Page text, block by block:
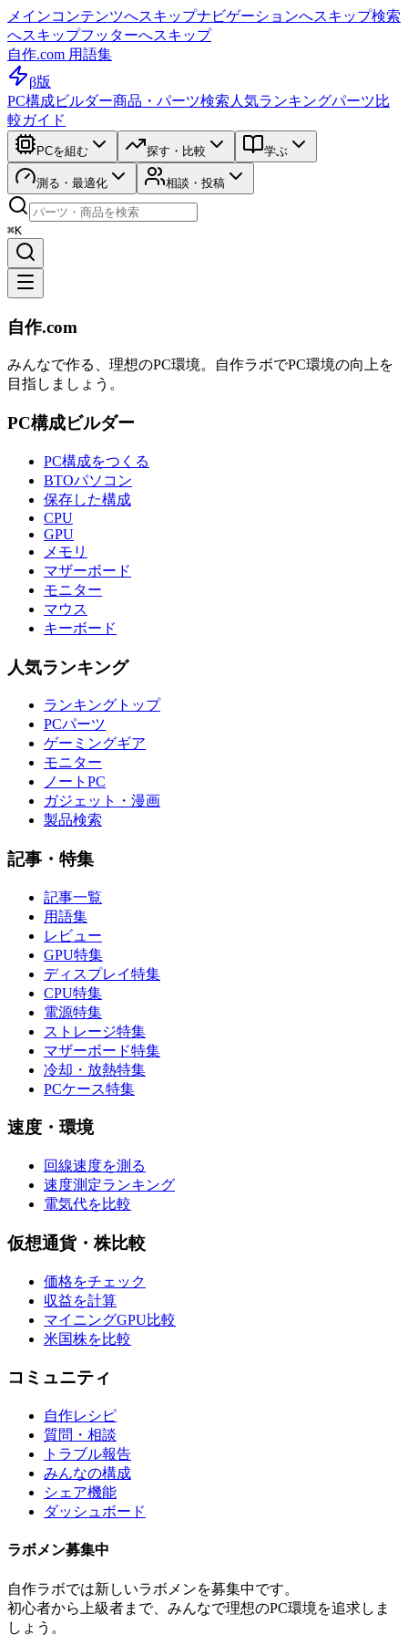
メインコンテンツへスキップナビゲーションへスキップ検索
へスキップフッターへスキップ
自作.com 用語集
β版
PC構成ビルダー商品・パーツ検索 人気ランキングパーツ比
較ガイド
PCを組む 探す・比較 学ぶ
測る・最適化 相談・投稿
⌘K
自作.com
みんなで作る、理想のPC環境。 自作ラボでPC環境の向上を
目指しましょう。
PC構成ビルダー
PC構成をつくる
BTOパソコン
保存した構成
CPU
GPU
メモリ
マザーボード
モニター
マウス
キーボード
人気ランキング
ランキングトップ
PCパーツ
ゲーミングギア
モニター
ノートPC
ガジェット・漫画
製品検索
記事・特集
記事一覧
用語集
レビュー
GPU特集
ディスプレイ特集
CPU特集
電源特集
ストレージ特集
マザーボード特集
冷却・放熱特集
PCケース特集
速度・環境
回線速度を測る
速度測定ランキング
電気代を比較
仮想通貨・株比較
価格をチェック
収益を計算
マイニングGPU比較
米国株を比較
コミュニティ
自作レシピ
質問・相談
トラブル報告
みんなの構成
シェア機能
ダッシュボード
ラボメン募集中
自作ラボでは新しいラボメンを募集中です。
初心者から上級者まで、みんなで理想のPC環境を追求しま
しょう。